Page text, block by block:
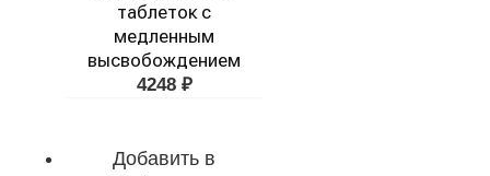
таблеток с
медленным
высвобождением
4248 ₽
Добавить в